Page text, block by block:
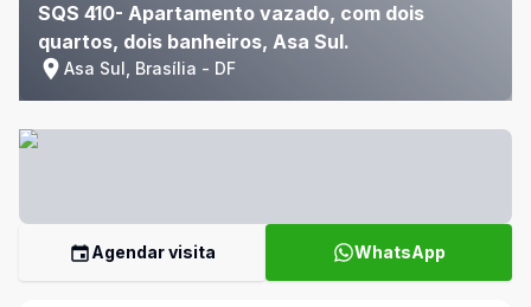
SQS 410- Apartamento vazado, com dois
quartos, dois banheiros, Asa Sul.
Asa Sul, Brasília - DF
Agendar visita WhatsApp